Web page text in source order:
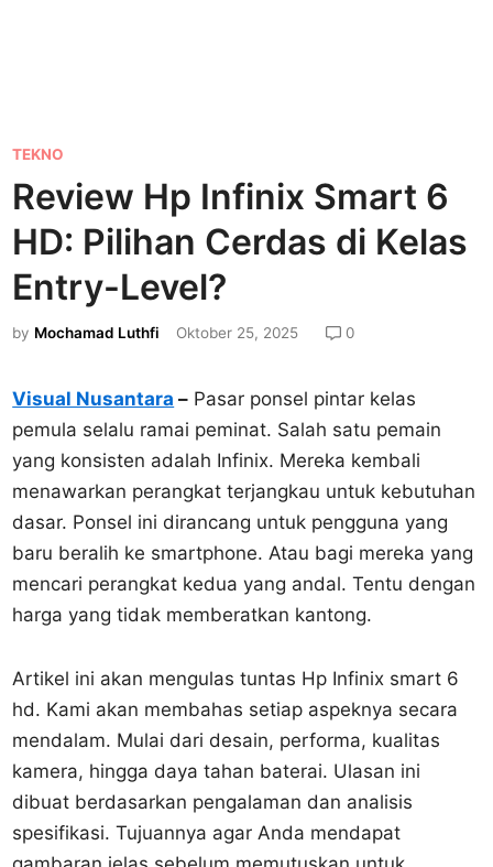
P
o
s
e
d
i
TEKNO
Review Hp Infinix Smart 6
HD: Pilihan Cerdas di Kelas
Entry-Level?
by Mochamad Luthfi Oktober 25, 2025 0
Visual Nusantara – Pasar ponsel pintar kelas
pemula selalu ramai peminat. Salah satu pemain
yang konsisten adalah Infinix. Mereka kembali
menawarkan perangkat terjangkau untuk kebutuhan
dasar. Ponsel ini dirancang untuk pengguna yang
baru beralih ke smartphone. Atau bagi mereka yang
mencari perangkat kedua yang andal. Tentu dengan
harga yang tidak memberatkan kantong.
Artikel ini akan mengulas tuntas Hp Infinix smart 6
hd. Kami akan membahas setiap aspeknya secara
mendalam. Mulai dari desain, performa, kualitas
kamera, hingga daya tahan baterai. Ulasan ini
dibuat berdasarkan pengalaman dan analisis
spesifikasi. Tujuannya agar Anda mendapat